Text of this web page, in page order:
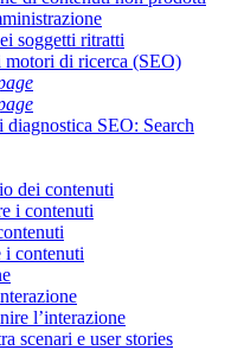
soggetti ritratti
di ricerca (SEO)
SEO: Search
dei contenuti
i contenuti
i contenuti
l’interazione
scenari e user stories